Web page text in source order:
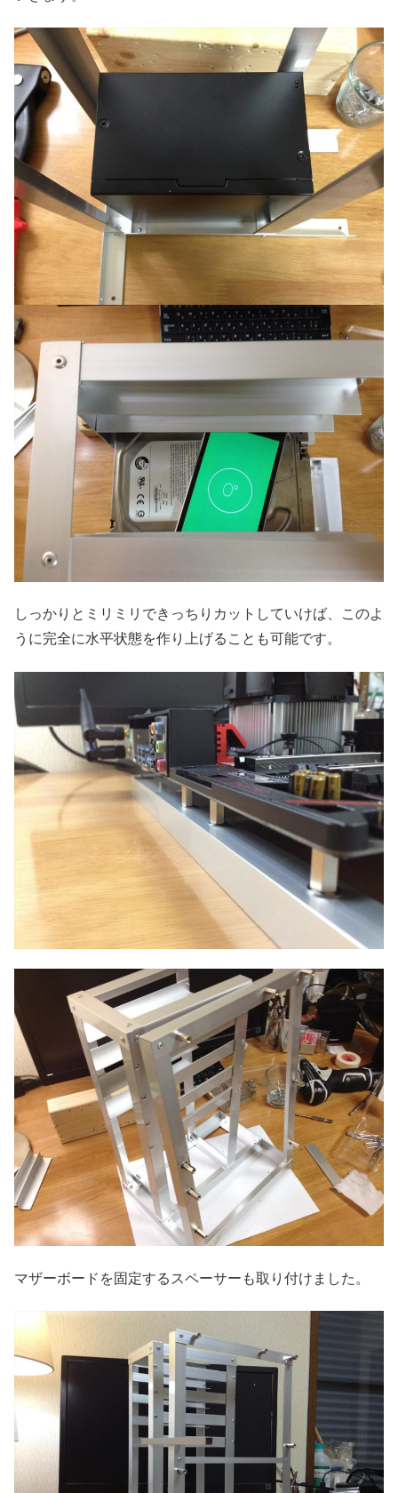
しっかりとミリミリできっちりカットしていけば、このよ
うに完全に水平状態を作り上げることも可能です。
マザーボードを固定するスペーサーも取り付けました。